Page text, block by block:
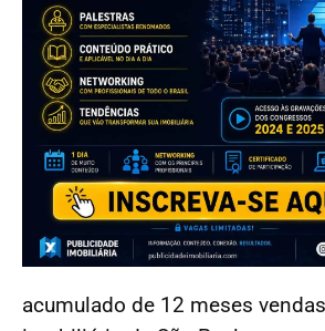
acumulado de 12 meses